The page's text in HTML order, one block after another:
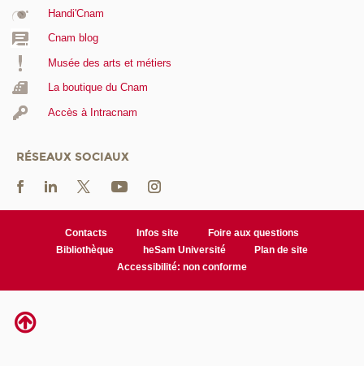
Handi'Cnam
Cnam blog
Musée des arts et métiers
La boutique du Cnam
Accès à Intracnam
RÉSEAUX SOCIAUX
Contacts Infos site
Foire aux questions
Bibliothèque
heSam Université
Plan de site
Accessibilité: non conforme